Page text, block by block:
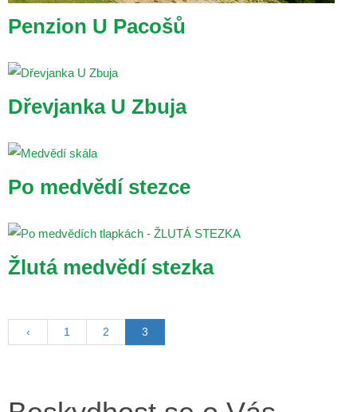
Penzion U Pacošů
Dřevjanka U Zbuja
Po medvědí stezce
Žlutá medvědí stezka
‹ 1 2 3